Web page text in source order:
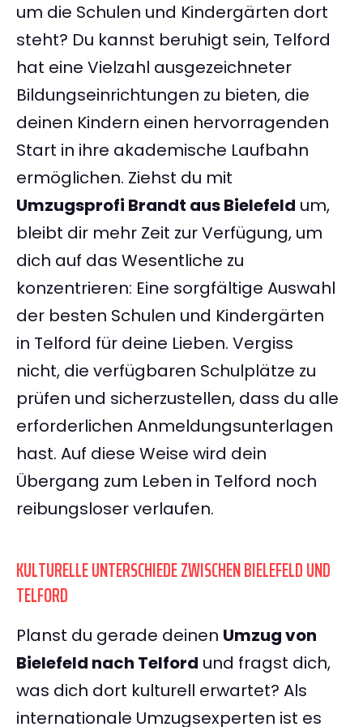
um die Schulen und Kindergärten dort
steht? Du kannst beruhigt sein, Telford
hat eine Vielzahl ausgezeichneter
Bildungseinrichtungen zu bieten, die
deinen Kindern einen hervorragenden
Start in ihre akademische Laufbahn
ermöglichen. Ziehst du mit
Umzugsprofi Brandt aus Bielefeld um,
bleibt dir mehr Zeit zur Verfügung, um
dich auf das Wesentliche zu
konzentrieren: Eine sorgfältige Auswahl
der besten Schulen und Kindergärten
in Telford für deine Lieben. Vergiss
nicht, die verfügbaren Schulplätze zu
prüfen und sicherzustellen, dass du alle
erforderlichen Anmeldungsunterlagen
hast. Auf diese Weise wird dein
Übergang zum Leben in Telford noch
reibungsloser verlaufen.
KULTURELLE UNTERSCHIEDE ZWISCHEN BIELEFELD UND
TELFORD
Planst du gerade deinen Umzug von
Bielefeld nach Telford und fragst dich,
was dich dort kulturell erwartet? Als
internationale Umzugsexperten ist es